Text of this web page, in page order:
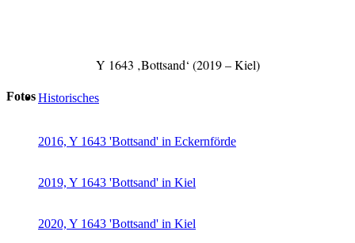
Historisches
Y 1643 ‚Bottsand‘ (2019 – Kiel)
Fotos
2016, Y 1643 'Bottsand' in Eckernförde
2019, Y 1643 'Bottsand' in Kiel
2020, Y 1643 'Bottsand' in Kiel